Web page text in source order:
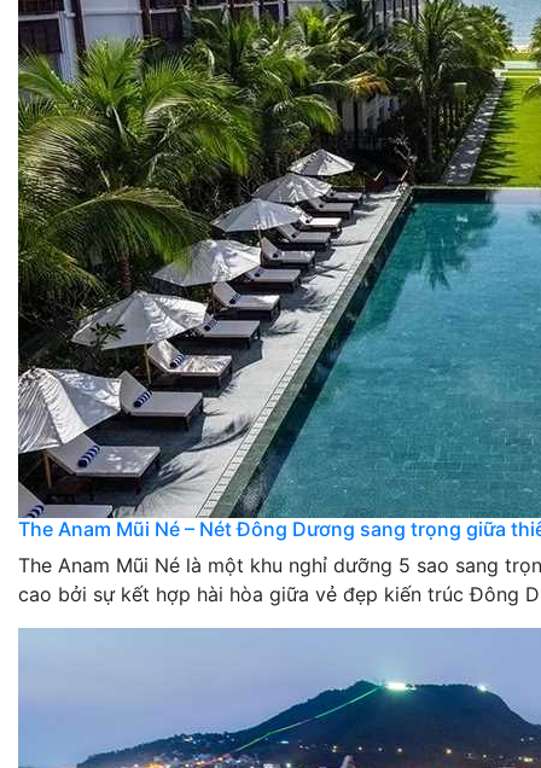
The Anam Mũi Né – Nét Đông Dương sang trọng giữa
The Anam Mũi Né là một khu nghỉ dưỡng 5 sao sang
cao bởi sự kết hợp hài hòa giữa vẻ đẹp kiến trúc Đông